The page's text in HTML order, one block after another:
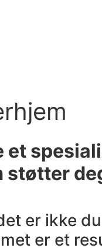
støtter
er ikke
er et